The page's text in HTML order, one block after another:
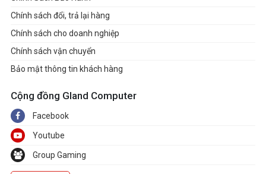
Chính sách đổi, trả lại hàng
Chính sách cho doanh nghiệp
Chính sách vận chuyển
Bảo mật thông tin khách hàng
Cộng đồng Gland Computer
Facebook
Youtube
Group Gaming